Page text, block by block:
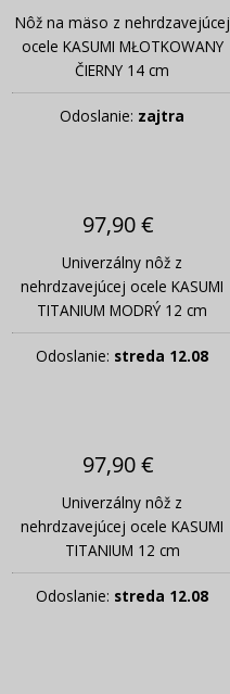
Nôž na mäso z nehrdzavejúcej
ocele KASUMI MŁOTKOWANY
ČIERNY 14 cm
Odoslanie: zajtra
97,90 €
Univerzálny nôž z
nehrdzavejúcej ocele KASUMI
TITANIUM MODRÝ 12 cm
Odoslanie: streda 12.08
97,90 €
Univerzálny nôž z
nehrdzavejúcej ocele KASUMI
TITANIUM 12 cm
Odoslanie: streda 12.08